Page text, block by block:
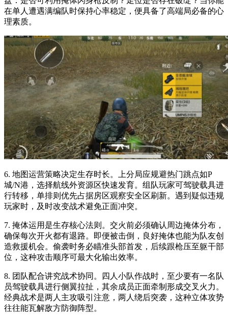
在单人遭遇满编队时保持心率稳定，便具备了高端局必备的心
理素质。
6. 地图运营策略决定生存时长。上分局应规避热门跳点如P
城/N港，选择航线外资源区快速发育。组队玩家可驾驶载具进
行转移，单排则优先占据房区观察安全区刷新。遇到疑似违规
玩家时，及时改变战术避免正面冲突。
7. 掩体运用是生存核心法则。交火前必须确认周边掩体分布，
确保每次开火都有退路。即便被击倒，良好掩体也能为队友创
造救援机会。偷袭时务必瞄准头部首发，后续跟枪压至躯干部
位，这种攻击顺序可最大化输出效率。
8. 团队配合讲究战术协同。四人小队作战时，至少要有一名队
员驾驶载具进行侧翼拉扯，其余成员正面牵制形成交叉火力。
经典战术是两人主攻吸引注意，两人绕后突袭，这种立体攻势
往往能瓦解敌方防御阵型。